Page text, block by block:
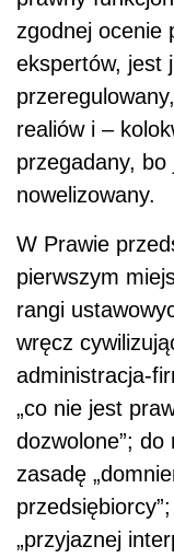
zgodnej ocenie
ekspertów, jest
realiów i –
przegadany,
nowelizowany.
W Prawie
pierwszym
rangi
wręcz
administracja-
„co nie jest
dozwolone”;
zasadę
„przyjaznej